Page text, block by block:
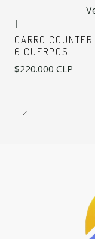
|
CARRO
6 CUERPOS
$220.000 CLP